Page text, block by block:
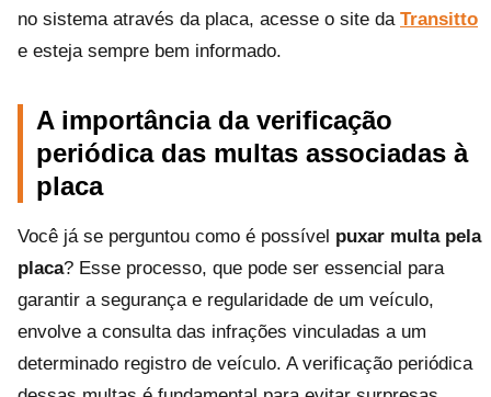
no sistema através da placa, acesse o site da Transitto
e esteja sempre bem informado.
A importância da verificação
periódica das multas associadas à
placa
Você já se perguntou como é possível puxar multa pela
placa? Esse processo, que pode ser essencial para
garantir a segurança e regularidade de um veículo,
envolve a consulta das infrações vinculadas a um
determinado registro de veículo. A verificação periódica